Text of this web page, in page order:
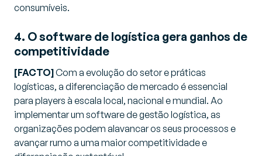
consumíveis.
4. O software de logística gera ganhos de
competitividade
[FACTO]Com a evolução do setor e práticas
logísticas, a diferenciação de mercado é essencial
para players à escala local, nacional e mundial. Ao
implementar um software de gestão logística, as
organizações podem alavancar os seus processos e
avançar rumo a uma maior competitividade e